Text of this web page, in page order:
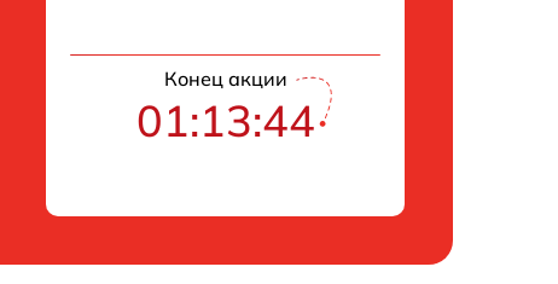
Конец акции
01:13:43